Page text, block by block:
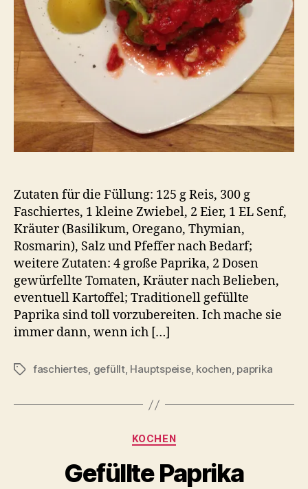
Zutaten für die Füllung: 125 g Reis, 300 g
Faschiertes, 1 kleine Zwiebel, 2 Eier, 1 EL Senf,
Kräuter (Basilikum, Oregano, Thymian,
Rosmarin), Salz und Pfeffer nach Bedarf;
weitere Zutaten: 4 große Paprika, 2 Dosen
gewürfellte Tomaten, Kräuter nach Belieben,
eventuell Kartoffel; Traditionell gefüllte
Paprika sind toll vorzubereiten. Ich mache sie
immer dann, wenn ich […]
Schlagwörter
faschiertes, gefüllt, Hauptspeise, kochen, paprika
Kategorien
KOCHEN
Gefüllte Paprika